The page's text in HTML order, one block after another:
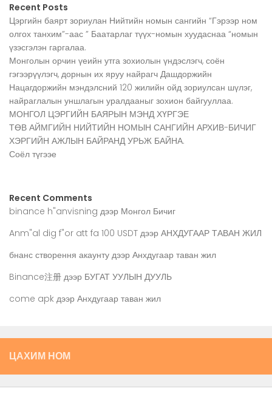
Recent Posts
Цэргийн баярт зориулан Нийтийн номын сангийн “Гэрээр ном
олгох танхим”-аас ” Баатарлаг түүх-номын хуудаснаа “номын
үзэсгэлэн гаргалаа.
Монголын орчин үеийн утга зохиолын үндэслэгч, соён
гэгээрүүлэгч, дорнын их яруу найрагч Дашдоржийн
Нацагдоржийн мэндэлсний 120 жилийн ойд зориулсан шүлэг,
найраглалын уншлагын уралдааныг зохион байгууллаа.
МОНГОЛ ЦЭРГИЙН БАЯРЫН МЭНД ХҮРГЭЕ
ТӨВ АЙМГИЙН НИЙТИЙН НОМЫН САНГИЙН АРХИВ-БИЧИГ
ХЭРГИЙН АЖЛЫН БАЙРАНД УРЬЖ БАЙНА.
Соёл түгээе
Recent Comments
binance h"anvisning дээр Монгол Бичиг
Anm"al dig f"or att fa 100 USDT дээр АНХДУГААР ТАВАН ЖИЛ
бнанс створення акаунту дээр Анхдугаар таван жил
Binance注册 дээр БУГАТ УУЛЫН ДУУЛЬ
come apk дээр Анхдугаар таван жил
ЦАХИМ НОМ